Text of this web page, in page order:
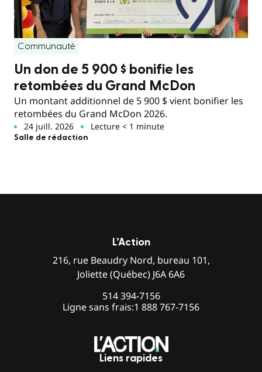
Communauté
Un don de 5 900 $ bonifie les
retombées du Grand McDon
Un montant additionnel de 5 900 $ vient bonifier les
retombées du Grand McDon 2026.
24 juill. 2026 Lecture < 1 minute
Salle de rédaction
L’Action
216, rue Beaudry Nord, bureau 101,
Joliette (Québec) J6A 6A6
514 394-7156
Ligne sans frais:1 888 767-7156
Liens rapides